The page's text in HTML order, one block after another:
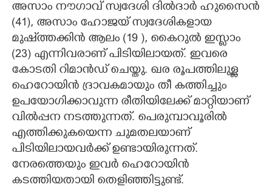
അസാം നൗഗാവ് സ്വദേശി ദിൽദാർ ഹുസൈൻ
(41), അസാം ഹോജയ് സ്വദേശികളായ
മുഷ്ത്തക്കിൻ ആലം (19 ), കൈറുൽ ഇസ്ലാം
(23) എന്നിവരാണ് പിടിയിലായത്. ഇവരെ
കോടതി റിമാൻഡ് ചെയ്തു. ഖര രൂപത്തിലുള്ള
ഹെറോയിൻ ദ്രാവകമായും തീ കത്തിച്ചും
ഉപയോഗിക്കാവുന്ന രീതിയിലേക്ക് മാറ്റിയാണ്
വിൽപ്പന നടത്തുന്നത്. പെരുമ്പാവൂരിൽ
എത്തിക്കുകയെന്ന ചുമതലയാണ്
പിടിയിലായവർക്ക് ഉണ്ടായിരുന്നത്.
നേരത്തെയും ഇവർ ഹെറോയിൻ
കടത്തിയതായി തെളിഞ്ഞിട്ടുണ്ട്.